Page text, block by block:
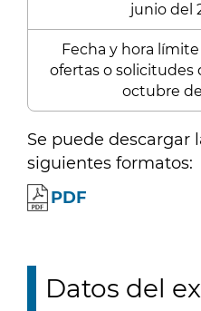
junio del
Fecha y hora
ofertas o solicitudes
octubre
Se puede descargar
siguientes formatos:
PDF
Datos del